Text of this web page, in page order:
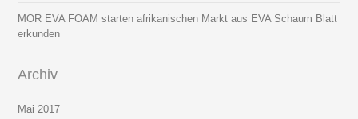
MOR EVA FOAM starten afrikanischen Markt aus EVA Schaum Blatt
erkunden
Archiv
Mai 2017